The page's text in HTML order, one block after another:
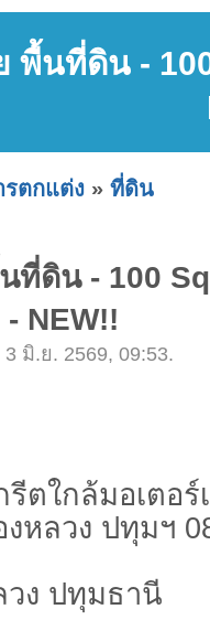
พื้นที่ดิน -
ตกแต่ง » ที่ดิน
ที่ดิน - 100
NEW!!
มิ.ย. 2569, 09:53.
ตใกล้มอเตอร์
หลวง ปทุมฯ
ง ปทุมธานี